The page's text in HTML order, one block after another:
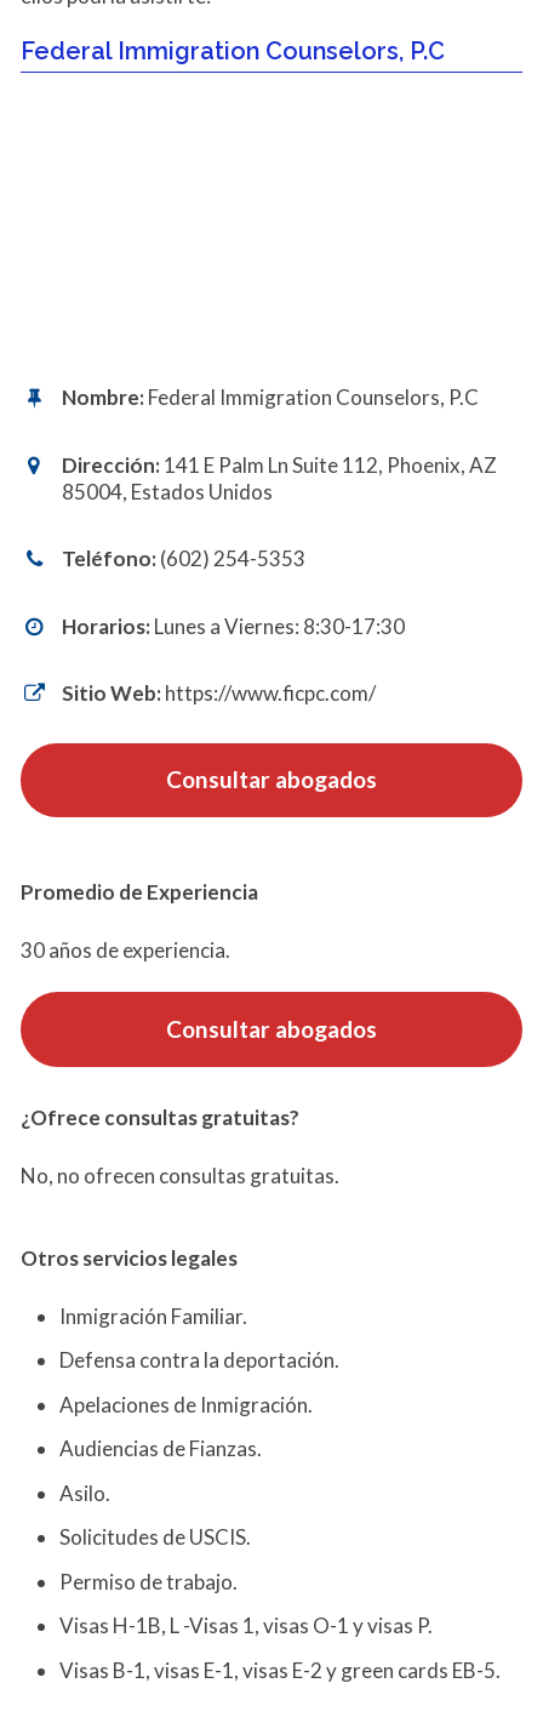
Federal Immigration Counselors, P.C
Nombre:Federal Immigration Counselors, P.C
Dirección:141 E Palm Ln Suite 112, Phoenix, AZ
85004, Estados Unidos
Teléfono:(602) 254-5353
Horarios:Lunes a Viernes: 8:30-17:30
Sitio Web:https://www.ficpc.com/
Consultar abogados
Promedio de Experiencia
30 años de experiencia.
Consultar abogados
¿Ofrece consultas gratuitas?
No, no ofrecen consultas gratuitas.
Otros servicioslegales
Inmigración Familiar.
Defensa contra la deportación.
Apelaciones de Inmigración.
Audiencias de Fianzas.
Asilo.
Solicitudes de USCIS.
Permiso de trabajo.
Visas H-1B, L -Visas 1, visas O-1 y visas P.
Visas B-1, visas E-1, visas E-2 y green cards EB-5.